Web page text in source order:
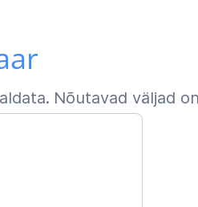
Nõutavad väljad